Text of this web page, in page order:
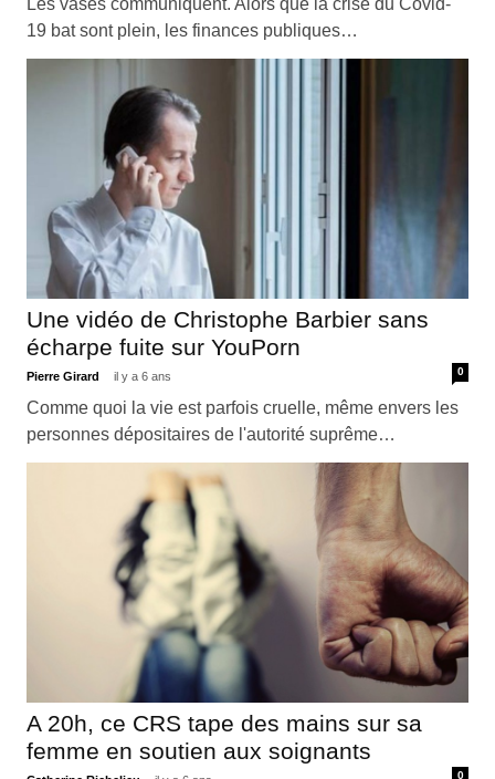
19 bat sont plein, les finances publiques…
Une vidéo de Christophe Barbier sans
écharpe fuite sur YouPorn
Pierre Girard il y a 6 ans 0
Comme quoi la vie est parfois cruelle, même envers les
personnes dépositaires de l'autorité suprême…
A 20h, ce CRS tape des mains sur sa
femme en soutien aux soignants
0